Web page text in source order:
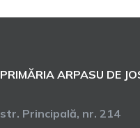
PRIMĂRIA ARPASU DE
str. Principală, nr. 214